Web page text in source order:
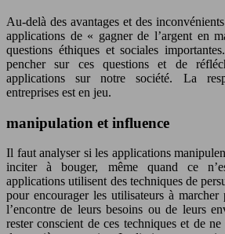
Au-delà des avantages et des
applications de « gagner de l’argent en
questions éthiques et sociales
pencher sur ces questions et de
applications sur notre société. La
entreprises est en jeu.
manipulation et influence
Il faut analyser si les applications
inciter à bouger, même quand ce
applications utilisent des techniques de
pour encourager les utilisateurs à
l’encontre de leurs besoins ou de leurs
rester conscient de ces techniques et de